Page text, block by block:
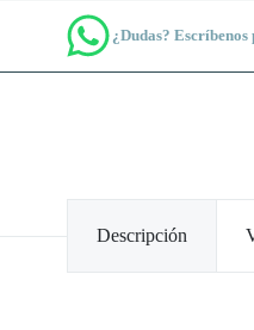
¿Dudas?
Descripción